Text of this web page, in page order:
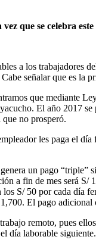
que se celebra
a los trabajadores
señalar que es
que mediante
El año 2017
no prosperó.
les paga el
un pago
a fin de mes será
S/ 50 por cada día
El pago
remoto, pues
día laborable siguiente.